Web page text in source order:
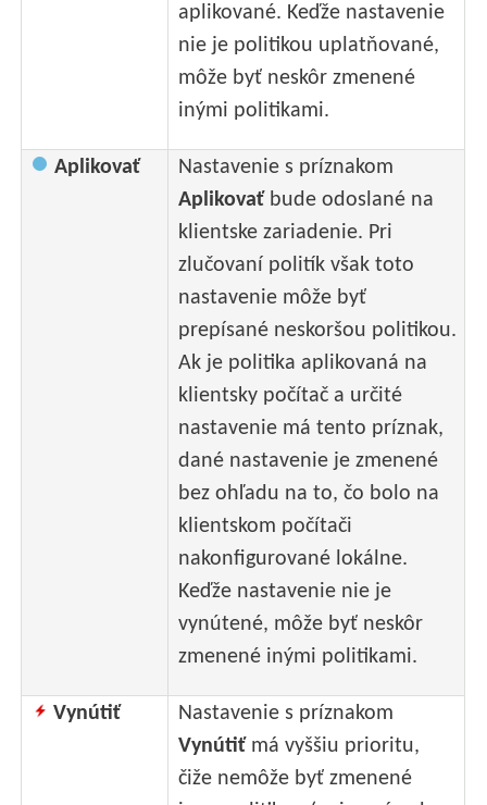
aplikované. Keďže nastavenie
nie je politikou uplatňované,
môže byť neskôr zmenené
inými politikami.
Aplikovať
Nastavenie s príznakom
Aplikovať bude odoslané na
klientske zariadenie. Pri
zlučovaní politík však toto
nastavenie môže byť
prepísané neskoršou politikou.
Ak je politika aplikovaná na
klientsky počítač a určité
nastavenie má tento príznak,
dané nastavenie je zmenené
bez ohľadu na to, čo bolo na
klientskom počítači
nakonfigurované lokálne.
Keďže nastavenie nie je
vynútené, môže byť neskôr
zmenené inými politikami.
Vynútiť
Nastavenie s príznakom
Vynútiť má vyššiu prioritu,
čiže nemôže byť zmenené